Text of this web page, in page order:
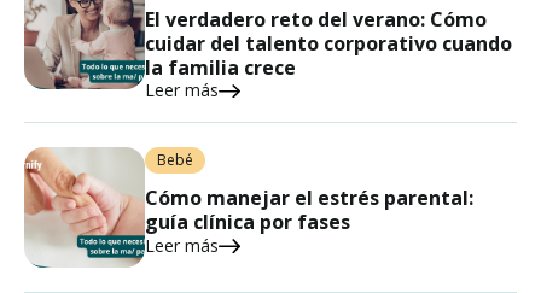
El verdadero reto del verano: Cómo
cuidar del talento corporativo cuando
la familia crece
Leer más
Bebé
Cómo manejar el estrés parental:
guía clínica por fases
Leer más